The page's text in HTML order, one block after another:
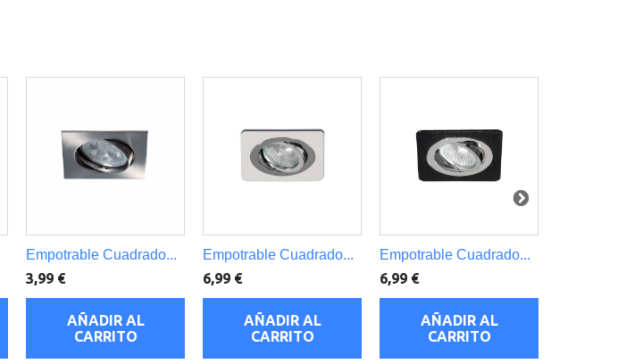
Empotrable Cuadrado...
3,99 €
AÑADIR AL
CARRITO
Empotrable Cuadrado...
6,99 €
AÑADIR AL
CARRITO
Empotrable Cuadrado...
6,99 €
AÑADIR AL
CARRITO